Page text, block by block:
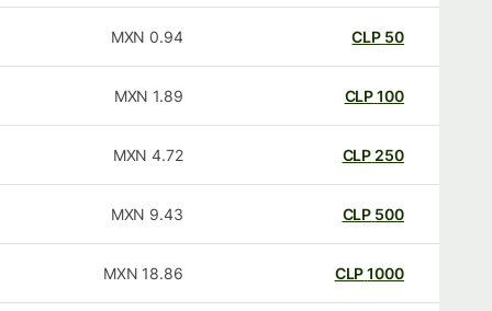
50
CLP
0.94
MXN
100
CLP
1.89
MXN
250
CLP
4.72
MXN
500
CLP
9.43
MXN
1000
CLP
18.86
MXN